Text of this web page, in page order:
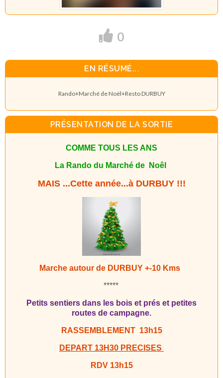
0
EN RÉSUMÉ...
Rando+Marché de Noël+Resto DURBUY
PRÉSENTATION DE LA SORTIE
COMME TOUS LES ANS
La Rando du Marché de Noêl
MAIS ...Cette année...à DURBUY !!!
Marche autour de DURBUY +-10 Kms
*****
Petits sentiers dans les bois et prés et petites
routes de campagne.
RASSEMBLEMENT 13h15
DEPART 13H30 PRECISES
RDV 13h15